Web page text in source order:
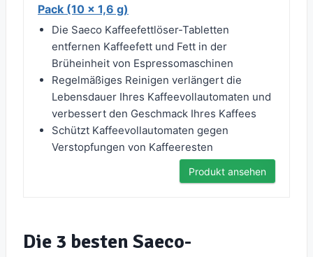
Pack (10 x 1,6 g)
Die Saeco Kaffeefettlöser-Tabletten
entfernen Kaffeefett und Fett in der
Brüheinheit von Espressomaschinen
Regelmäßiges Reinigen verlängert die
Lebensdauer Ihres Kaffeevollautomaten und
verbessert den Geschmack Ihres Kaffees
Schützt Kaffeevollautomaten gegen
Verstopfungen von Kaffeeresten
Produkt ansehen
Die 3 besten Saeco-